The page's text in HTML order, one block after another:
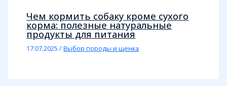
Чем кормить собаку кроме сухого
корма: полезные натуральные
продукты для питания
17.07.2025/Выбор породы и щенка